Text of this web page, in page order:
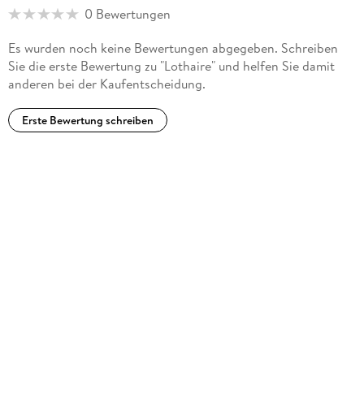
0 Bewertungen
Es wurden noch keine Bewertungen abgegeben. Schreiben
Sie die erste Bewertung zu "Lothaire" und helfen Sie damit
anderen bei der Kaufentscheidung.
Erste Bewertung schreiben